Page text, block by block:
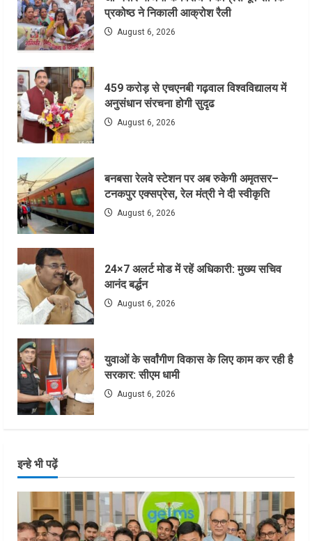
प्रकोष्ठ ने निकाली आक्रोश रैली
August 6, 2026
459 करोड़ से एचएनबी गढ़वाल विश्वविद्यालय में
अनुसंधान संरचना होगी सुदृढ
August 6, 2026
बनबसा रेलवे स्टेशन पर अब रुकेगी अमृतसर–
टनकपुर एक्सप्रेस, रेल मंत्री ने दी स्वीकृति
August 6, 2026
24×7 अलर्ट मोड में रहें अधिकारी: मुख्य सचिव
आनंद बर्द्धन
August 6, 2026
युवाओं के सर्वांगीण विकास के लिए काम कर रही है
सरकार: सीएम धामी
August 6, 2026
इन्हे भी पढ़ें